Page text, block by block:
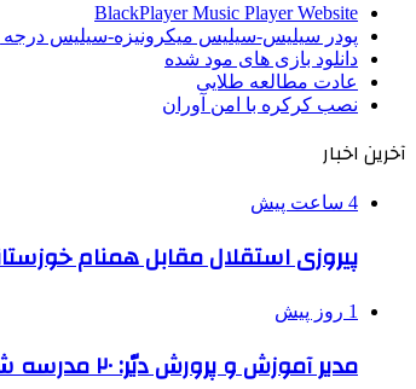
BlackPlayer Music Player Website
پودر سیلیس-سیلیس میکرونیزه-سیلیس
دانلود بازی های مود شده
عادت مطالعه طلایی
نصب کرکره با امن آوران
آخرین اخبار
4 ساعت پیش
پیروزی استقلال مقابل همنام
1 روز پیش
مدیر آموزش و پرورش دیّر: ۲۰ مدرسه شهرستان دوشیفته است